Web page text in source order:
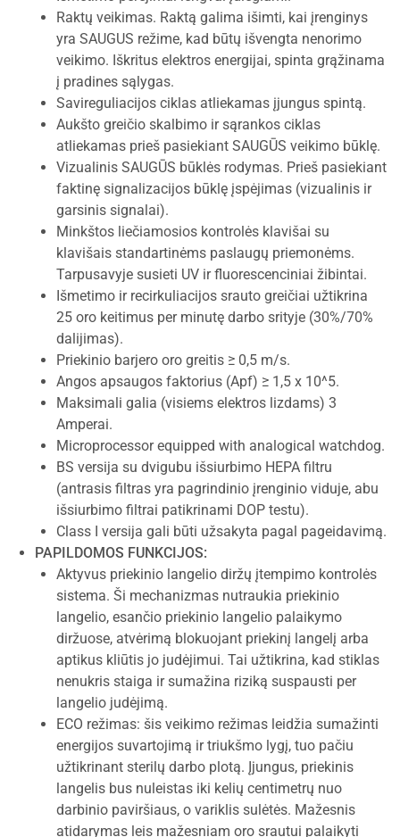
Raktų veikimas. Raktą galima išimti, kai įrenginys
yra SAUGUS režime, kad būtų išvengta nenorimo
veikimo. Iškritus elektros energijai, spinta grąžinama
į pradines sąlygas.
Savireguliacijos ciklas atliekamas įjungus spintą.
Aukšto greičio skalbimo ir sąrankos ciklas
atliekamas prieš pasiekiant SAUGŪS veikimo būklę.
Vizualinis SAUGŪS būklės rodymas. Prieš pasiekiant
faktinę signalizacijos būklę įspėjimas (vizualinis ir
garsinis signalai).
Minkštos liečiamosios kontrolės klavišai su
klavišais standartinėms paslaugų priemonėms.
Tarpusavyje susieti UV ir fluorescenciniai žibintai.
Išmetimo ir recirkuliacijos srauto greičiai užtikrina
25 oro keitimus per minutę darbo srityje (30%/70%
dalijimas).
Priekinio barjero oro greitis ≥ 0,5 m/s.
Angos apsaugos faktorius (Apf) ≥ 1,5 x 10^5.
Maksimali galia (visiems elektros lizdams) 3
Amperai.
Microprocessor equipped with analogical watchdog.
BS versija su dvigubu išsiurbimo HEPA filtru
(antrasis filtras yra pagrindinio įrenginio viduje, abu
išsiurbimo filtrai patikrinami DOP testu).
Class I versija gali būti užsakyta pagal pageidavimą.
PAPILDOMOS FUNKCIJOS:
Aktyvus priekinio langelio diržų įtempimo kontrolės
sistema. Ši mechanizmas nutraukia priekinio
langelio, esančio priekinio langelio palaikymo
diržuose, atvėrimą blokuojant priekinį langelį arba
aptikus kliūtis jo judėjimui. Tai užtikrina, kad stiklas
nenukris staiga ir sumažina riziką suspausti per
langelio judėjimą.
ECO režimas: šis veikimo režimas leidžia sumažinti
energijos suvartojimą ir triukšmo lygį, tuo pačiu
užtikrinant sterilų darbo plotą. Įjungus, priekinis
langelis bus nuleistas iki kelių centimetrų nuo
darbinio paviršiaus, o variklis sulėtės. Mažesnis
atidarymas leis mažesniam oro srautui palaikyti